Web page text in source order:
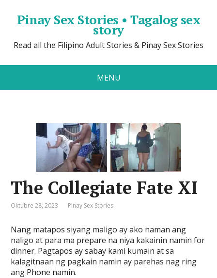
Pinay Sex Stories • Tagalog sex
story
Read all the Filipino Adult Stories & Pinay Sex Stories
MENU
The Collegiate Fate XI
Oktubre 28, 2023 Pinay Sex Stories
Nang matapos siyang maligo ay ako naman ang
naligo at para ma prepare na niya kakainin namin for
dinner. Pagtapos ay sabay kami kumain at sa
kalagitnaan ng pagkain namin ay parehas nag ring
ang Phone namin.